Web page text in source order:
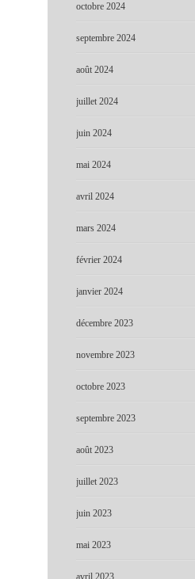
octobre 2024
septembre 2024
août 2024
juillet 2024
juin 2024
mai 2024
avril 2024
mars 2024
février 2024
janvier 2024
décembre 2023
novembre 2023
octobre 2023
septembre 2023
août 2023
juillet 2023
juin 2023
mai 2023
avril 2023